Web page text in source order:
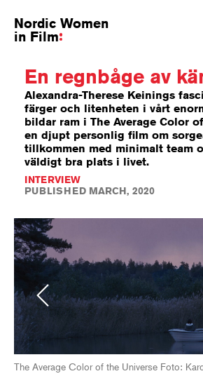
Nordic Women
in Film
En regnbåge av
Alexandra-Therese Keinings
färger och litenheten i vårt
bildar ram i The Average Color
en djupt personlig film om
tillkommen med minimalt team
väldigt bra plats i livet.
INTERVIEW
PUBLISHED MARCH, 2020
Previous
The Average Color of the Universe Foto: